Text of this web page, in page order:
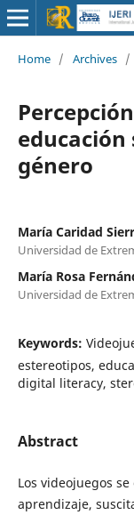
Home / Archives /
educación
género
María Caridad
Universidad de
María Rosa
Universidad de
Keywords:
estereotipos,
digital literacy,
Abstract
Los videojuegos
aprendizaje,